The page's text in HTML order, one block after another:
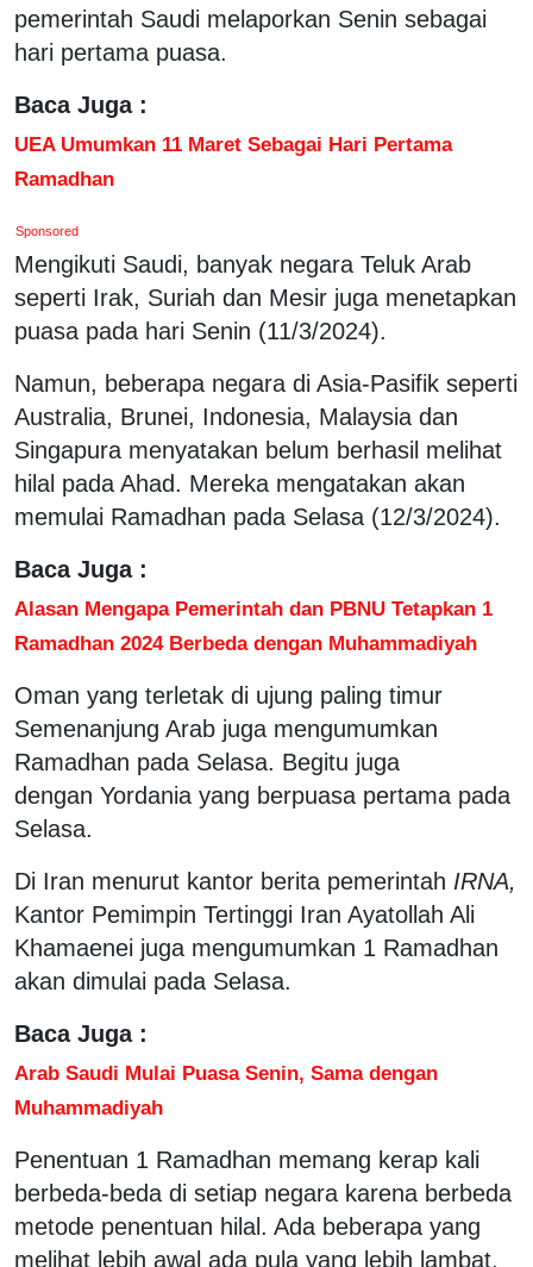
pemerintah Saudi melaporkan Senin sebagai
hari pertama puasa.
Baca Juga :
UEA Umumkan 11 Maret Sebagai Hari Pertama
Ramadhan
Sponsored
Mengikuti Saudi, banyak negara Teluk Arab
seperti Irak, Suriah dan Mesir juga menetapkan
puasa pada hari Senin (11/3/2024).
Namun, beberapa negara di Asia-Pasifik seperti
Australia, Brunei, Indonesia, Malaysia dan
Singapura menyatakan belum berhasil melihat
hilal pada Ahad. Mereka mengatakan akan
memulai Ramadhan pada Selasa (12/3/2024).
Baca Juga :
Alasan Mengapa Pemerintah dan PBNU Tetapkan 1
Ramadhan 2024 Berbeda dengan Muhammadiyah
Oman yang terletak di ujung paling timur
Semenanjung Arab juga mengumumkan
Ramadhan pada Selasa. Begitu juga
dengan Yordania yang berpuasa pertama pada
Selasa.
Di Iran menurut kantor berita pemerintah IRNA,
Kantor Pemimpin Tertinggi Iran Ayatollah Ali
Khamaenei juga mengumumkan 1 Ramadhan
akan dimulai pada Selasa.
Baca Juga :
Arab Saudi Mulai Puasa Senin, Sama dengan
Muhammadiyah
Penentuan 1 Ramadhan memang kerap kali
berbeda-beda di setiap negara karena berbeda
metode penentuan hilal. Ada beberapa yang
melihat lebih awal ada pula yang lebih lambat.